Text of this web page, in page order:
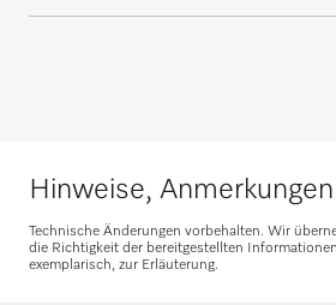
Hinweise,
Technische Änderungen vorbehalten. Wir
die Richtigkeit der bereitgestellten
exemplarisch, zur Erläuterung.